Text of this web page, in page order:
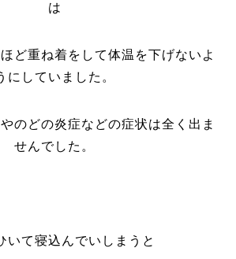
は
ど重ね着をして体温を下げないよ
にしていました。
のどの炎症などの症状は全く出ま
せんでした。
いて寝込んでいしまうと